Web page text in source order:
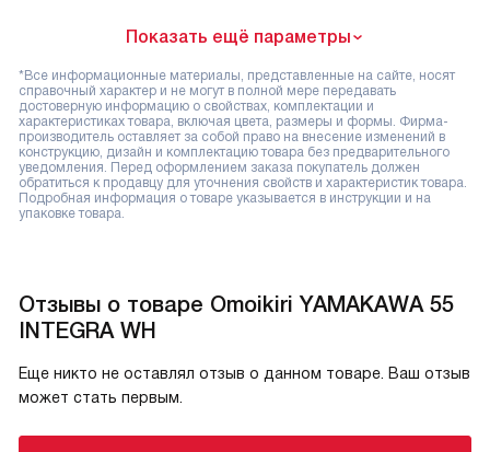
Показать ещё параметры
*Все информационные материалы, представленные на сайте, носят
справочный характер и не могут в полной мере передавать
достоверную информацию о свойствах, комплектации и
характеристиках товара, включая цвета, размеры и формы. Фирма-
производитель оставляет за собой право на внесение изменений в
конструкцию, дизайн и комплектацию товара без предварительного
уведомления. Перед оформлением заказа покупатель должен
обратиться к продавцу для уточнения свойств и характеристик товара.
Подробная информация о товаре указывается в инструкции и на
упаковке товара.
Отзывы о товаре Omoikiri YAMAKAWA 55
INTEGRA WH
Еще никто не оставлял отзыв о данном товаре. Ваш отзыв
может стать первым.